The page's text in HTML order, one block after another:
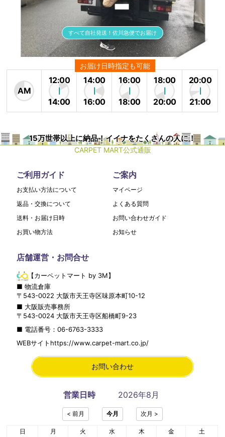
すべて自社発送！佐川急便でお届け
お届け日時指定も可能
AM
12:00
14:00
14:00
16:00
16:00
18:00
18:00
20:00
20:00
21:00
15万世帯以上に納品！イイナをたくさんの人に！
CARPET MART公式通販
ご利用ガイド
お支払い方法について
返品・交換について
送料・お届け日時
お買い物方法
ご案内
マイページ
よくある質問
お問い合わせガイド
お知らせ
店舗運営・お問合せ
【カーペットマート by 3M】
■ 物流倉庫
〒 543-0022 大阪市天王寺区味原本町10-12
■ 大阪販売事務所
〒 543-0024 大阪市天王寺区船橋町9-23
■ 電話番号：06-6763-3333
WEBサイト https://www.carpet-mart.co.jp/
お問い合わせ
営業日時 2026年8月
日 月 火 水 木 金 土